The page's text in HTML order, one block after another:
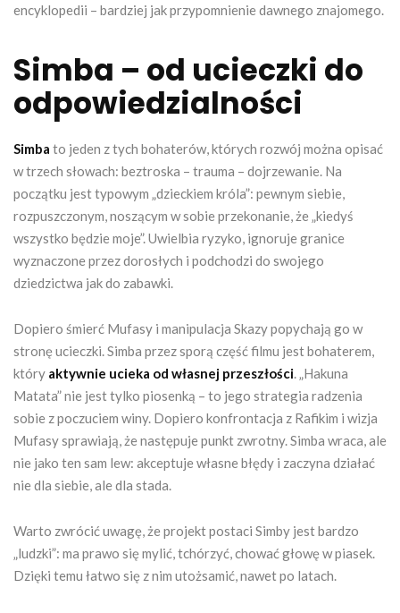
encyklopedii – bardziej jak przypomnienie dawnego znajomego.
Simba – od ucieczki do
odpowiedzialności
Simba to jeden z tych bohaterów, których rozwój można opisać
w trzech słowach: beztroska – trauma – dojrzewanie. Na
początku jest typowym „dzieckiem króla”: pewnym siebie,
rozpuszczonym, noszącym w sobie przekonanie, że „kiedyś
wszystko będzie moje”. Uwielbia ryzyko, ignoruje granice
wyznaczone przez dorosłych i podchodzi do swojego
dziedzictwa jak do zabawki.
Dopiero śmierć Mufasy i manipulacja Skazy popychają go w
stronę ucieczki. Simba przez sporą część filmu jest bohaterem,
który aktywnie ucieka od własnej przeszłości . „Hakuna
Matata” nie jest tylko piosenką – to jego strategia radzenia
sobie z poczuciem winy. Dopiero konfrontacja z Rafikim i wizja
Mufasy sprawiają, że następuje punkt zwrotny. Simba wraca, ale
nie jako ten sam lew: akceptuje własne błędy i zaczyna działać
nie dla siebie, ale dla stada.
Warto zwrócić uwagę, że projekt postaci Simby jest bardzo
„ludzki”: ma prawo się mylić, tchórzyć, chować głowę w piasek.
Dzięki temu łatwo się z nim utożsamić, nawet po latach.